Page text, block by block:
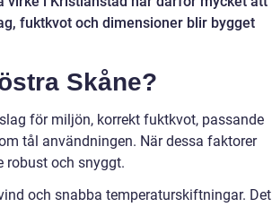
fuktkvot och dimensioner blir bygget
Skåne?
för miljön, korrekt fuktkvot, passande
tål användningen. När dessa faktorer
robust och snyggt.
och snabba temperaturskiftningar. Det